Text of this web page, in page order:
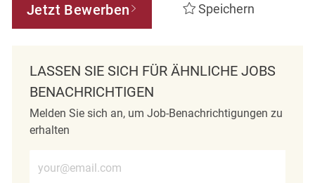
Jetzt Bewerben Speichern
LASSEN SIE SICH FÜR ÄHNLICHE JOBS
BENACHRICHTIGEN
Melden Sie sich an, um Job-Benachrichtigungen zu
erhalten